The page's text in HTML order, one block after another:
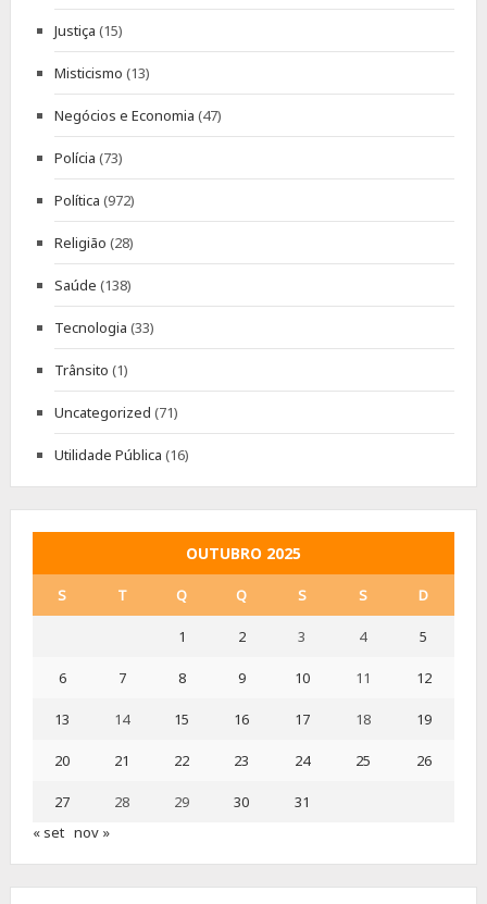
Justiça (15)
Misticismo (13)
Negócios e Economia (47)
Polícia (73)
Política (972)
Religião (28)
Saúde (138)
Tecnologia (33)
Trânsito (1)
Uncategorized (71)
Utilidade Pública (16)
OUTUBRO 2025
S T Q Q S S D
1 2 3 4 5
6 7 8 9 10 11 12
13 14 15 16 17 18 19
20 21 22 23 24 25 26
27 28 29 30
31
« set nov »